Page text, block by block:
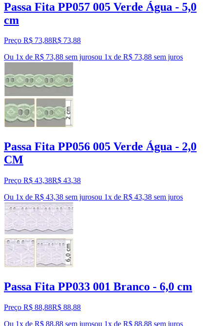
Passa Fita PP057 005 Verde Água - 5,0
cm
Preço R$ 73,88R$ 73,88
Ou 1x de R$ 73,88 sem jurosou 1x de R$ 73,88 sem juros
Passa Fita PP056 005 Verde Água - 2,0
CM
Preço R$ 43,38R$ 43,38
Ou 1x de R$ 43,38 sem jurosou 1x de R$ 43,38 sem juros
Passa Fita PP033 001 Branco - 6,0 cm
Preço R$ 88,88R$ 88,88
Ou 1x de R$ 88,88 sem jurosou 1x de R$ 88,88 sem juros